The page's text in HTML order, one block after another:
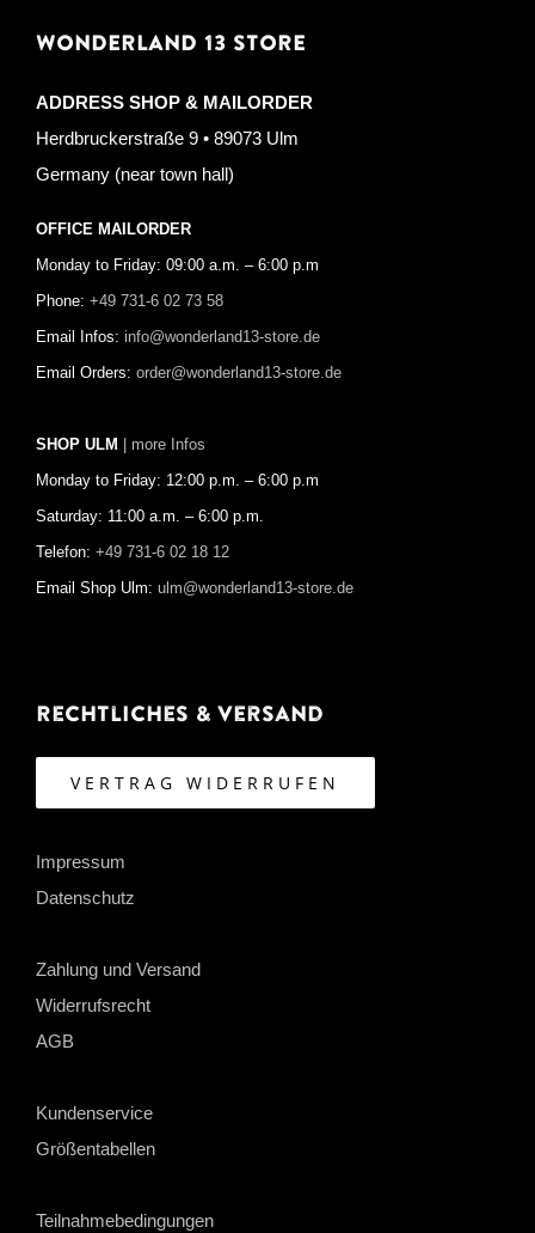
WONDERLAND 13 STORE
ADDRESS SHOP & MAILORDER
Herdbruckerstraße 9 • 89073 Ulm
Germany (near town hall)
OFFICE MAILORDER
Monday to Friday: 09:00 a.m. – 6:00 p.m
Phone: +49 731-6 02 73 58
Email Infos: info@wonderland13-store.de
Email Orders: order@wonderland13-store.de
SHOP ULM | more Infos
Monday to Friday: 12:00 p.m. – 6:00 p.m
Saturday: 11:00 a.m. – 6:00 p.m.
Telefon: +49 731-6 02 18 12
Email Shop Ulm: ulm@wonderland13-store.de
Rechtliches & Versand
VERTRAG WIDERRUFEN
Impressum
Datenschutz
Zahlung und Versand
Widerrufsrecht
AGB
Kundenservice
Größentabellen
Teilnahmebedingungen